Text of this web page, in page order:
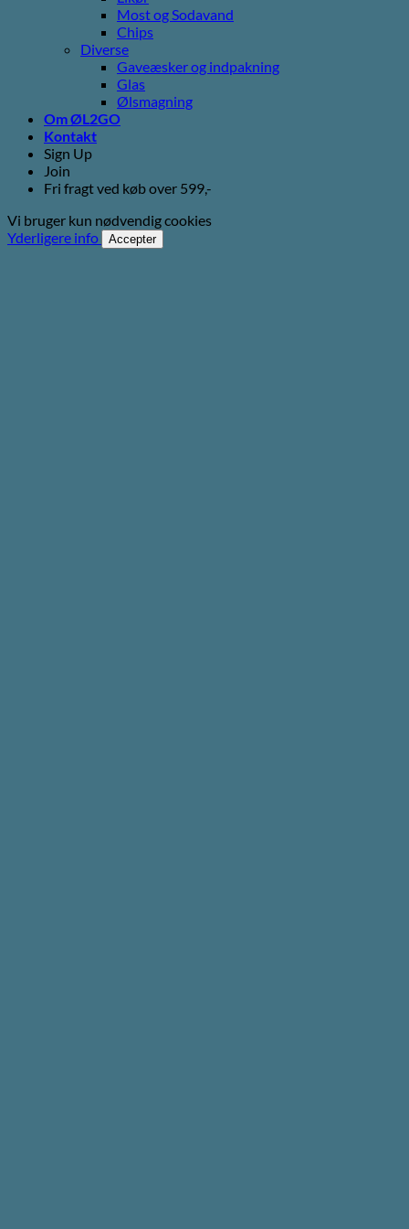
Most og Sodavand
Chips
Diverse
Gaveæsker og indpakning
Glas
Ølsmagning
Om ØL2GO
Kontakt
Sign Up
Join
Fri fragt ved køb over 599,-
Vi bruger kun nødvendig cookies
Yderligere info
Accepter